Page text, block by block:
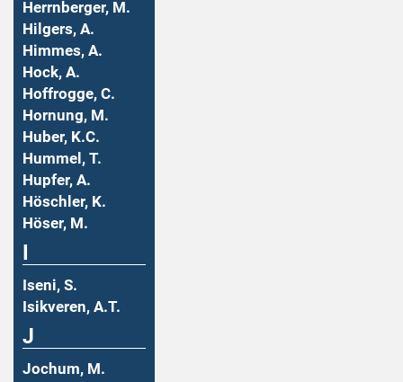
Herrnberger, M.
Hilgers, A.
Himmes, A.
Hock, A.
Hoffrogge, C.
Hornung, M.
Huber, K.C.
Hummel, T.
Hupfer, A.
Höschler, K.
Höser, M.
Iseni, S.
Isikveren, A.T.
J
Jochum, M.